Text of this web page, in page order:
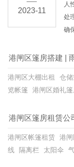
2023-11
人
处
确
港闸区篷房搭建
港闸区大棚出租 仓
览帐篷
港闸区婚礼
港闸区篷房租赁公
港闸区帐篷租赁 港
线
隔离栏 太阳伞